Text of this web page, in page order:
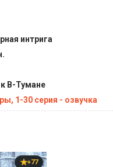
интрига
В-Тумане
1-30 серия - озвучка
+77